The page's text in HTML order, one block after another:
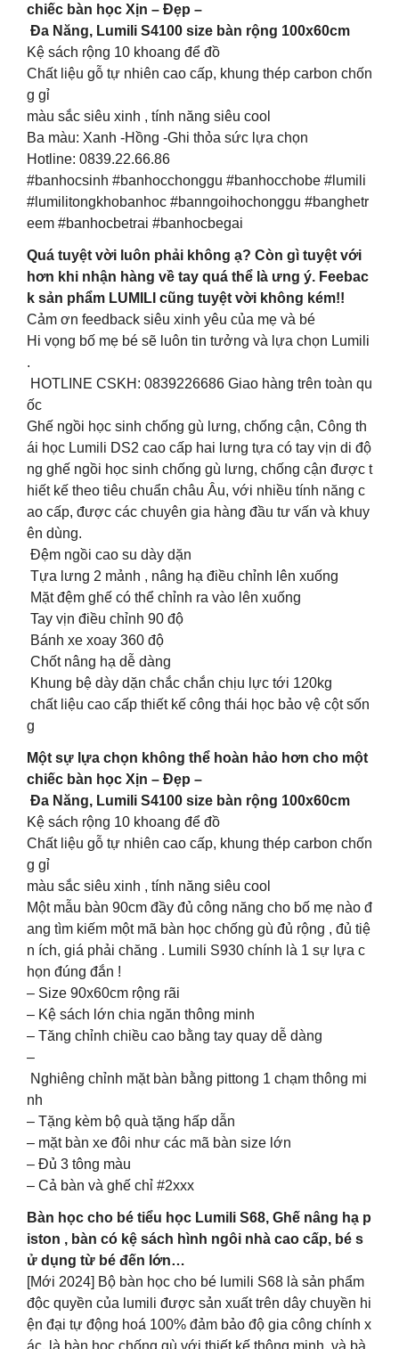
chiếc bàn học Xịn – Đẹp –
Đa Năng, Lumili S4100 size bàn rộng 100x60cm
Kệ sách rộng 10 khoang để đồ
Chất liệu gỗ tự nhiên cao cấp, khung thép carbon chốn
g gỉ
màu sắc siêu xinh , tính năng siêu cool
Ba màu: Xanh -Hồng -Ghi thỏa sức lựa chọn
Hotline: 0839.22.66.86
#banhocsinh #banhocchonggu #banhocchobe #lumili
#lumilitongkhobanhoc #banngoihochonggu #banghetr
eem #banhocbetrai #banhocbegai
Quá tuyệt vời luôn phải không ạ? Còn gì tuyệt với
hơn khi nhận hàng về tay quá thể là ưng ý. Feebac
k sản phẩm LUMILI cũng tuyệt vời không kém!!
Cảm ơn feedback siêu xinh yêu của mẹ và bé
Hi vọng bố mẹ bé sẽ luôn tin tưởng và lựa chọn Lumili
.
HOTLINE CSKH: 0839226686 Giao hàng trên toàn qu
ốc
Ghế ngồi học sinh chống gù lưng, chống cận, Công th
ái học Lumili DS2 cao cấp hai lưng tựa có tay vịn di độ
ng ghế ngồi học sinh chống gù lưng, chống cận được t
hiết kế theo tiêu chuẩn châu Âu, với nhiều tính năng c
ao cấp, được các chuyên gia hàng đầu tư vấn và khuy
ên dùng.
Đệm ngồi cao su dày dặn
Tựa lưng 2 mảnh , nâng hạ điều chỉnh lên xuống
Mặt đệm ghế có thể chỉnh ra vào lên xuống
Tay vịn điều chỉnh 90 độ
Bánh xe xoay 360 độ
Chốt nâng hạ dễ dàng
Khung bệ dày dặn chắc chắn chịu lực tới 120kg
chất liệu cao cấp thiết kế công thái học bảo vệ cột sốn
g
Một sự lựa chọn không thể hoàn hảo hơn cho một
chiếc bàn học Xịn – Đẹp –
Đa Năng, Lumili S4100 size bàn rộng 100x60cm
Kệ sách rộng 10 khoang để đồ
Chất liệu gỗ tự nhiên cao cấp, khung thép carbon chốn
g gỉ
màu sắc siêu xinh , tính năng siêu cool
Một mẫu bàn 90cm đầy đủ công năng cho bố mẹ nào đ
ang tìm kiếm một mã bàn học chống gù đủ rộng , đủ tiệ
n ích, giá phải chăng . Lumili S930 chính là 1 sự lựa c
họn đúng đắn !
– Size 90x60cm rộng rãi
– Kệ sách lớn chia ngăn thông minh
– Tăng chỉnh chiều cao bằng tay quay dễ dàng
–
Nghiêng chỉnh mặt bàn bằng pittong 1 chạm thông mi
nh
– Tặng kèm bộ quà tặng hấp dẫn
– mặt bàn xe đôi như các mã bàn size lớn
– Đủ 3 tông màu
– Cả bàn và ghế chỉ #2xxx
Bàn học cho bé tiểu học Lumili S68, Ghế nâng hạ p
iston , bàn có kệ sách hình ngôi nhà cao cấp, bé s
ử dụng từ bé đến lớn…
[Mới 2024] Bộ bàn học cho bé lumili S68 là sản phẩm
độc quyền của lumili được sản xuất trên dây chuyền hi
ện đại tự động hoá 100% đảm bảo độ gia công chính x
ác, là bàn học chống gù với thiết kế thông minh, và bà